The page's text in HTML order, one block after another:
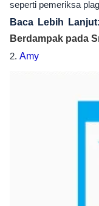
seperti pemeriksa
Baca Lebih
Berdampak pada
2. Amy